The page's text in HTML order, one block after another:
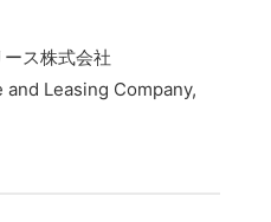
ス株式会社
Leasing Company,